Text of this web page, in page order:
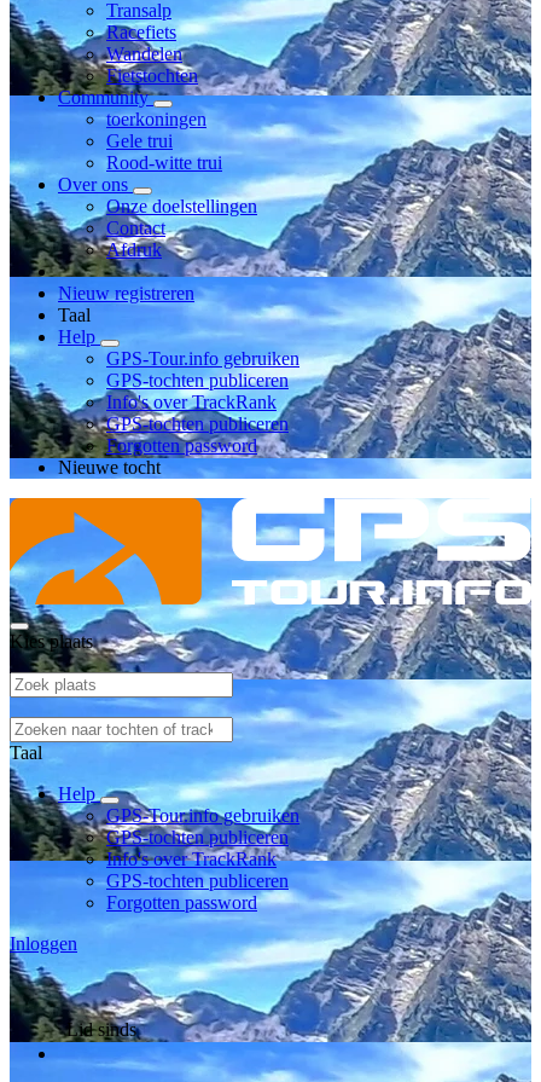
Transalp
Racefiets
Wandelen
Fietstochten
Community
toerkoningen
Gele trui
Rood-witte trui
Over ons
Onze doelstellingen
Contact
Afdruk
Nieuw registreren
Taal
Help
GPS-Tour.info gebruiken
GPS-tochten publiceren
Info's over TrackRank
GPS-tochten publiceren
Forgotten password
Nieuwe tocht
Kies plaats
Taal
Help
GPS-Tour.info gebruiken
GPS-tochten publiceren
Info's over TrackRank
GPS-tochten publiceren
Forgotten password
Inloggen
Lid sinds